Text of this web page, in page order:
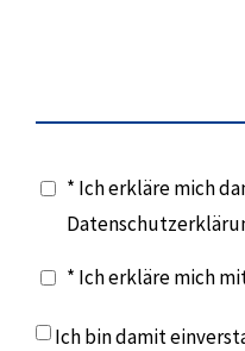
* Ich erkläre mich
* Ich erkläre mich
Ich bin damit